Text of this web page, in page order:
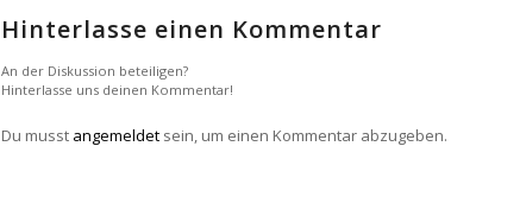
Hinterlasse einen Kommentar
An der Diskussion beteiligen?
Hinterlasse uns deinen Kommentar!
Du musst angemeldet sein, um einen Kommentar abzugeben.